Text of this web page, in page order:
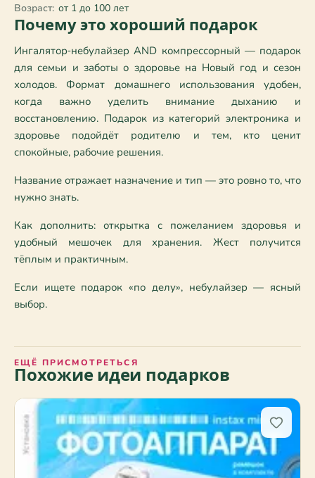
Возраст: от 1 до 100 лет
Почему это хороший подарок
Ингалятор‑небулайзер AND компрессорный — подарок
для семьи и заботы о здоровье на Новый год и сезон
холодов. Формат домашнего использования удобен,
когда важно уделить внимание дыханию и
восстановлению. Подарок из категорий электроника и
здоровье подойдёт родителю и тем, кто ценит
спокойные, рабочие решения.
Название отражает назначение и тип — это ровно то, что
нужно знать.
Как дополнить: открытка с пожеланием здоровья и
удобный мешочек для хранения. Жест получится
тёплым и практичным.
Если ищете подарок «по делу», небулайзер — ясный
выбор.
ЕЩЁ ПРИСМОТРЕТЬСЯ
Похожие идеи подарков